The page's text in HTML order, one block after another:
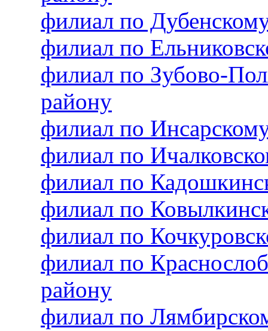
филиал по
филиал по
филиал по Зубово-
району
филиал по
филиал по
филиал по
филиал по
филиал по
филиал по
району
филиал по